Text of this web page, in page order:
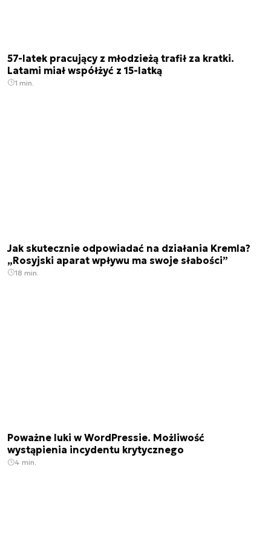
57-latek pracujący z młodzieżą trafił za kratki.
Latami miał współżyć z 15-latką
1 min.
Jak skutecznie odpowiadać na działania Kremla?
„Rosyjski aparat wpływu ma swoje słabości”
18 min.
Poważne luki w WordPressie. Możliwość
wystąpienia incydentu krytycznego
4 min.